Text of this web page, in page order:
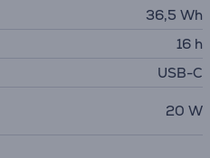
36,5 Wh
16 h
USB-C
20 W